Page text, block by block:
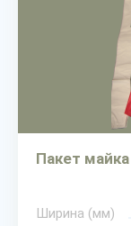
Пакет
Ширина (мм)